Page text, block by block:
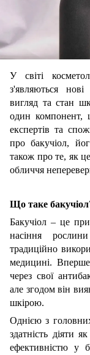
У світі
з'являються
вигляд та стан
один компонент,
експертів та
про бакучіол,
також про те, як
обличчя
Що таке
Бакучіол – це
насіння
традиційно
медицині. Вперше
через свої
але згодом він
шкірою.
Однією з
здатність діяти
ефективністю у